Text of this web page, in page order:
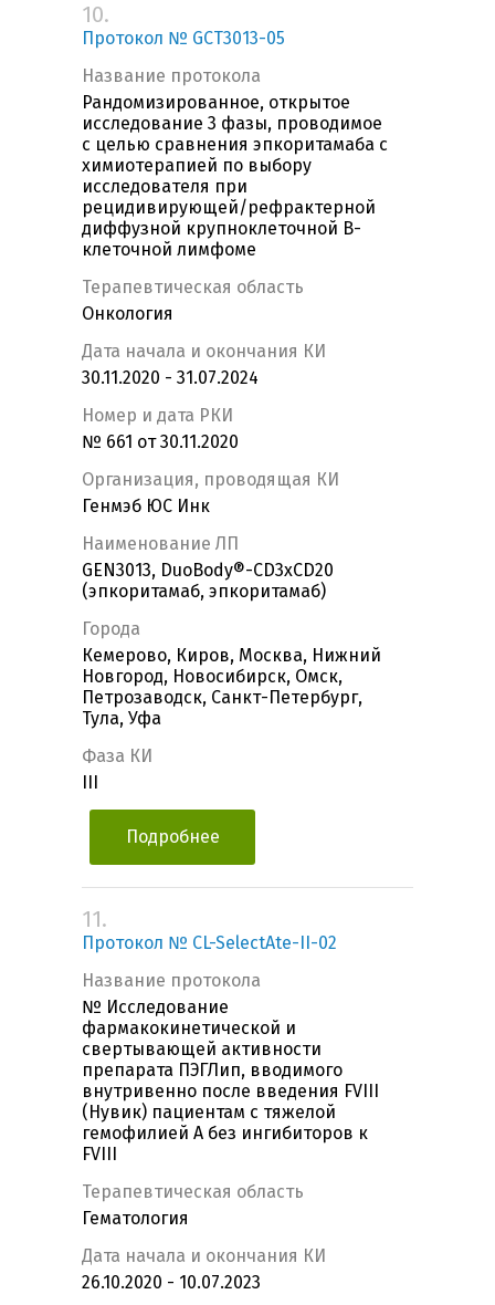
10.
Протокол № GCT3013-05
Название протокола
Рандомизированное, открытое
исследование 3 фазы, проводимое
с целью сравнения эпкоритамаба с
химиотерапией по выбору
исследователя при
рецидивирующей/рефрактерной
диффузной крупноклеточной В-
клеточной лимфоме
Терапевтическая область
Онкология
Дата начала и окончания КИ
30.11.2020 - 31.07.2024
Номер и дата РКИ
№ 661 от 30.11.2020
Организация, проводящая КИ
Генмэб ЮС Инк
Наименование ЛП
GEN3013, DuoBody®-CD3xCD20
(эпкоритамаб, эпкоритамаб)
Города
Кемерово, Киров, Москва, Нижний
Новгород, Новосибирск, Омск,
Петрозаводск, Санкт-Петербург,
Тула, Уфа
Фаза КИ
Подробнее
11.
Протокол № CL-SelectAte-II-02
Название протокола
№ Исследование
фармакокинетической и
свертывающей активности
препарата ПЭГЛип, вводимого
внутривенно после введения FVIII
(Нувик) пациентам с тяжелой
гемофилией A без ингибиторов к
FVIII
Терапевтическая область
Гематология
Дата начала и окончания КИ
26.10.2020 - 10.07.2023